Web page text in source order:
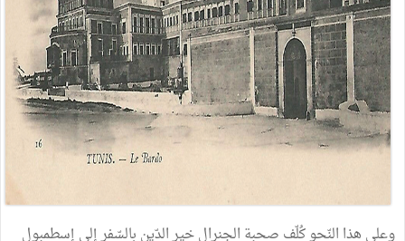
وعلى هذا النّحو كُلّف صحبة الجنرال خير الدّين بالسّفر إلى إسطمبول